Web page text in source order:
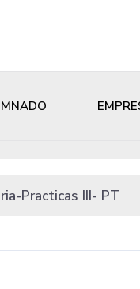
Practicas III- PT